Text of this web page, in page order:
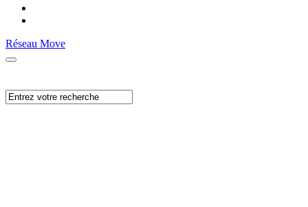
Réseau Move